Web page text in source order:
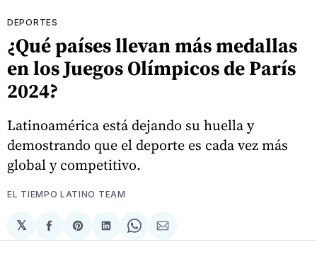
DEPORTES
¿Qué países llevan más medallas
en los Juegos Olímpicos de París
2024?
Latinoamérica está dejando su huella y
demostrando que el deporte es cada vez más
global y competitivo.
EL TIEMPO LATINO TEAM
𝕏
Compartir
en
Share
on
Compartir
en
Share
on
Compartir
via